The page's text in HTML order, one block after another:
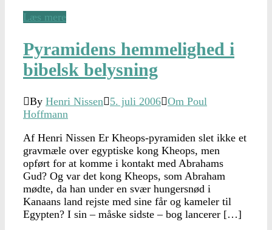
Læs mere
Pyramidens hemmelighed i
bibelsk belysning
By Henri Nissen 5. juli 2006 Om Poul
Hoffmann
Af Henri Nissen Er Kheops-pyramiden slet ikke et
gravmæle over egyptiske kong Kheops, men
opført for at komme i kontakt med Abrahams
Gud? Og var det kong Kheops, som Abraham
mødte, da han under en svær hungersnød i
Kanaans land rejste med sine får og kameler til
Egypten? I sin – måske sidste – bog lancerer […]